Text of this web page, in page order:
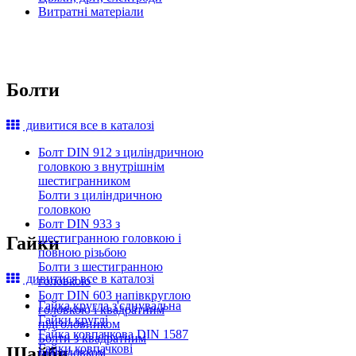
Витратні матеріали
Болти
дивитися все в каталозі
Болт DIN 912 з циліндричною
головкою з внутрішнім
шестигранником
Болти з циліндричною
головкою
Болт DIN 933 з
шестигранною головкою і
повною різьбою
Болти з шестигранною
головкою
Болт DIN 603 напівкруглою
головкою і квадратним
підголовником
Болти з квадратним
підголовком
Гайки
дивитися все в каталозі
Гайка кругла з'єднувальна
Гайки круглі
Гайка ковпачкова DIN 1587
Гайки ковпачкові